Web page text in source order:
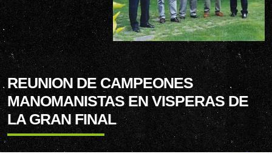
REUNION DE CAMPEONES
MANOMANISTAS EN VISPERAS DE
LA GRAN FINAL